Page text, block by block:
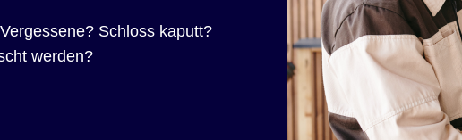
Schloss kaputt?
werden?